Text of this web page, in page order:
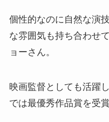
個性的なのに自然な演
な雰囲気も持ち合わせ
ョーさん。
映画監督としても活躍
では最優秀作品賞を受